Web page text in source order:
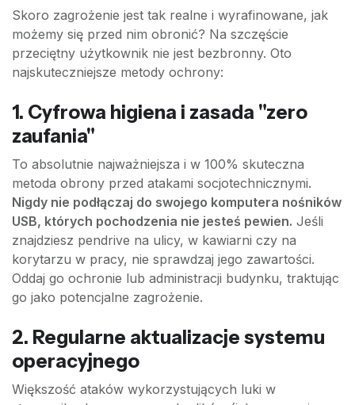
Skoro zagrożenie jest tak realne i wyrafinowane, jak
możemy się przed nim obronić? Na szczęście
przeciętny użytkownik nie jest bezbronny. Oto
najskuteczniejsze metody ochrony:
1. Cyfrowa higiena i zasada "zero
zaufania"
To absolutnie najważniejsza i w 100% skuteczna
metoda obrony przed atakami socjotechnicznymi.
Nigdy nie podłączaj do swojego komputera nośników
USB, których pochodzenia nie jesteś pewien. Jeśli
znajdziesz pendrive na ulicy, w kawiarni czy na
korytarzu w pracy, nie sprawdzaj jego zawartości.
Oddaj go ochronie lub administracji budynku, traktując
go jako potencjalne zagrożenie.
2. Regularne aktualizacje systemu
operacyjnego
Większość ataków wykorzystujących luki w